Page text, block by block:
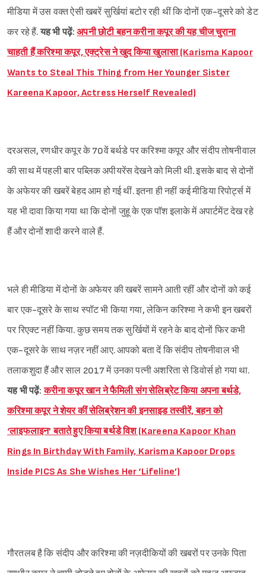
मीडिया में उस वक्त ऐसी खबरें सुर्खियां बटोर रही थीं कि दोनों एक-दूसरे को डेट
कर रहे हैं.यह भी पढ़ें:अपनी छोटी बहन करीना कपूर की यह चीज चुराना
चाहती हैं करिश्मा कपूर, एक्ट्रेस ने खुद किया खुलासा (Karisma Kapoor
Wants to Steal This Thing from Her Younger Sister
Kareena Kapoor, Actress Herself Revealed)
दरअसल, रणधीर कपूर के 70वें बर्थडे पर करिश्मा कपूर और संदीप तोषनीवाल
की साथ में पहली बार पब्लिक अपीयरेंस देखने को मिली थी. इसके बाद से दोनों
के अफेयर की खबरें बेहद आम हो गई थीं. इतना ही नहीं कई मीडिया रिपोर्ट्स में
यह भी दावा किया गया था कि दोनों जुहू के एक पॉश इलाके में अपार्टमेंट देख रहे
हैं और दोनों शादी करने वाले हैं.
भले ही मीडिया में दोनों के अफेयर की खबरें सामने आती रहीं और दोनों को कई
बार एक-दूसरे के साथ स्पॉट भी किया गया, लेकिन करिश्मा ने कभी इन खबरों
पर रिएक्ट नहीं किया. कुछ समय तक सुर्खियों में रहने के बाद दोनों फिर कभी
एक-दूसरे के साथ नज़र नहीं आए. आपको बता दें कि संदीप तोषनीवाल भी
तलाकशुदा हैं और साल 2017 में उनका पत्नी अशरिता से डिवोर्स हो गया था.
यह भी पढ़ें:करीना कपूर खान ने फैमिली संग सेलिब्रेट किया अपना बर्थडे,
करिश्मा कपूर ने शेयर कीं सेलिब्रेशन की इनसाइड तस्वीरें, बहन को
‘लाइफलाइन’ बताते हुए किया बर्थडे विश (Kareena Kapoor Khan
Rings In Birthday With Family, Karisma Kapoor Drops
Inside PICS As She Wishes Her ‘Lifeline’)
गौरतलब है कि संदीप और करिश्मा की नज़दीकियों की खबरों पर उनके पिता